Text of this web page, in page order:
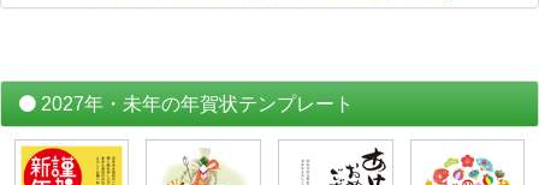
2027年・未年の年賀状テンプレート